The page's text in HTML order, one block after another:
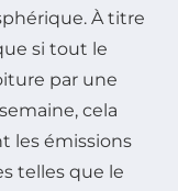
À titre
si tout le
par une
cela
les émissions
telles que le